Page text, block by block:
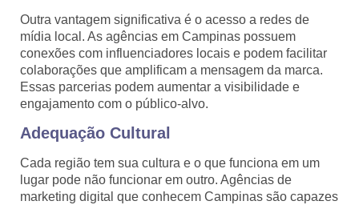
Outra vantagem significativa é o acesso a redes de
mídia local. As agências em Campinas possuem
conexões com influenciadores locais e podem facilitar
colaborações que amplificam a mensagem da marca.
Essas parcerias podem aumentar a visibilidade e
engajamento com o público-alvo.
Adequação Cultural
Cada região tem sua cultura e o que funciona em um
lugar pode não funcionar em outro. Agências de
marketing digital que conhecem Campinas são capazes